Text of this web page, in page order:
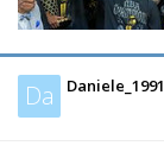
Da Daniele_1991